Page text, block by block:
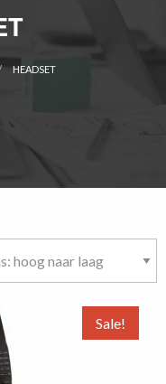
CURRENT:
HEADSET
Sale!